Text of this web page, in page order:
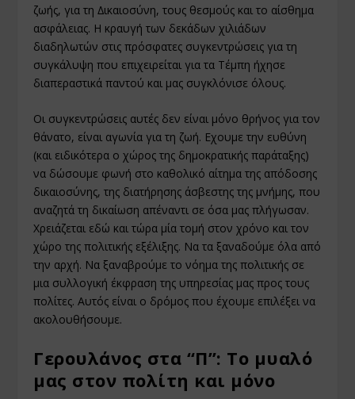
ζωής, για τη ∆ικαιοσύνη, τους θεσµούς και το αίσθηµα
ασφάλειας. Η κραυγή των δεκάδων χιλιάδων
διαδηλωτών στις πρόσφατες συγκεντρώσεις για τη
συγκάλυψη που επιχειρείται για τα Τέµπη ήχησε
διαπεραστικά παντού και µας συγκλόνισε όλους.
Οι συγκεντρώσεις αυτές δεν είναι µόνο θρήνος για τον
θάνατο, είναι αγωνία για τη ζωή. Εχουµε την ευθύνη
(και ειδικότερα ο χώρος της δηµοκρατικής παράταξης)
να δώσουµε φωνή στο καθολικό αίτηµα της απόδοσης
δικαιοσύνης, της διατήρησης άσβεστης της µνήµης, που
αναζητά τη δικαίωση απέναντι σε όσα µας πλήγωσαν.
Χρειάζεται εδώ και τώρα µία τοµή στον χρόνο και τον
χώρο της πολιτικής εξέλιξης. Να τα ξαναδούµε όλα από
την αρχή. Να ξαναβρούµε το νόηµα της πολιτικής σε
µια συλλογική έκφραση της υπηρεσίας µας προς τους
πολίτες. Αυτός είναι ο δρόµος που έχουµε επιλέξει να
ακολουθήσουµε.
Γερουλάνος στα “Π”: Το µυαλό
µας στον πολίτη και µόνο